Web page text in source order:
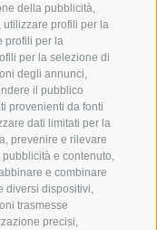
della pubblicità,
profili per la
profili per la
per la selezione di
degli annunci,
il pubblico
provenienti da fonti
dati limitati per la
prevenire e rilevare
e contenuto,
e combinare
diversi dispositivi,
trasmesse
precisi,
Renana
(BO)
bonificarenana@pec.it